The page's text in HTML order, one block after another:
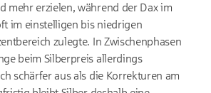
mehr erzielen, während der Dax im
im einstelligen bis niedrigen
zulegte. In Zwischenphasen
beim Silberpreis allerdings
schärfer aus als die Korrekturen am